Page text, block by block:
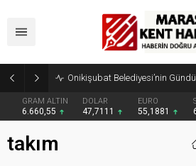
GRAM ALTIN
6.660,55
DOLAR
47,7111
EURO
55,1881
takım